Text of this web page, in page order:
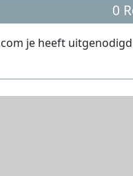
0
je heeft